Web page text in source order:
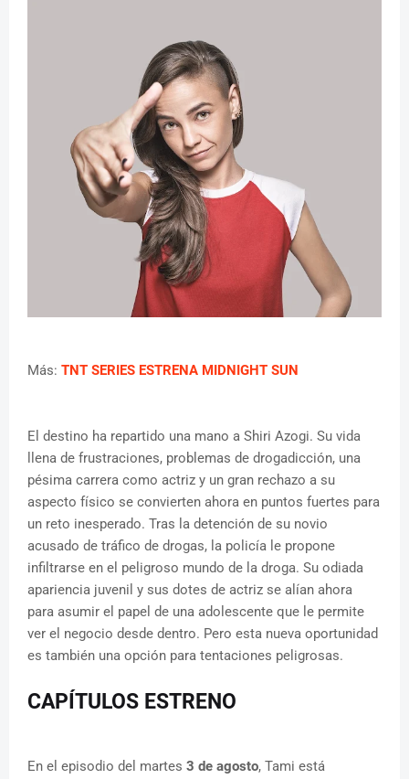
Más: TNT SERIES ESTRENA MIDNIGHT SUN
El destino ha repartido una mano a Shiri Azogi. Su vida
llena de frustraciones, problemas de drogadicción, una
pésima carrera como actriz y un gran rechazo a su
aspecto físico se convierten ahora en puntos fuertes para
un reto inesperado. Tras la detención de su novio
acusado de tráfico de drogas, la policía le propone
infiltrarse en el peligroso mundo de la droga. Su odiada
apariencia juvenil y sus dotes de actriz se alían ahora
para asumir el papel de una adolescente que le permite
ver el negocio desde dentro. Pero esta nueva oportunidad
es también una opción para tentaciones peligrosas.
CAPÍTULOS ESTRENO
En el episodio del martes 3 de agosto, Tami está